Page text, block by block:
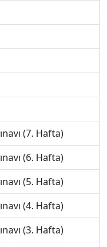
(7. Hafta)
(6. Hafta)
(5. Hafta)
(4. Hafta)
(3. Hafta)